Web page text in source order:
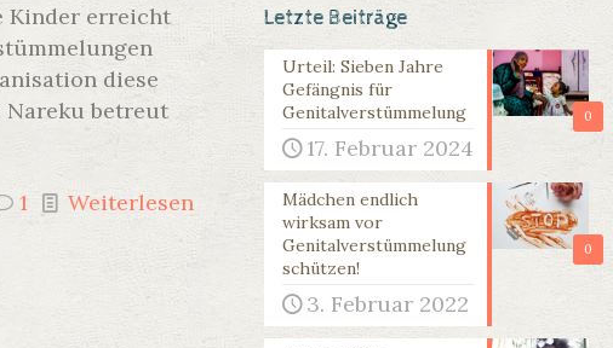
Kinder erreicht
diese
Nareku betreut
1 Weiterlesen
Letzte Beiträge
0
Urteil: Sieben Jahre
Gefängnis für
Genitalverstümmelung
17. Februar 2024
0
Mädchen endlich
wirksam vor
Genitalverstümmelung
schützen!
3. Februar 2022